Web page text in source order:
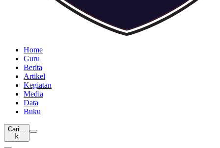
Home
Guru
Berita
Artikel
Kegiatan
Media
Data
Buku
Cari…
k